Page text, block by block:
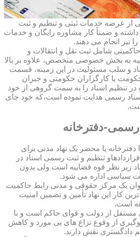
از عرضه خدمات ثبتی و تنظیم و ثبت
داشته و ضمناً کار مشاوره رایگان و خدمات
نیز انجام می دهند.
شامل ثبت نقل و انتقالات و
به بخش خصوصی متخصص، علاوه بر بالا
و سلب مسئولیت در این زمینه، قسمت
یا کارگزاران حکومتی و جبران
در تنظیم اسناد را به سمت گروهی از خود
رسمی هدایت نموده است،که خود جای
رسمی-دفترخانه
دفترخانه یا محضر یک نهاد مدنی برای
تنظیم و ثبت رسمی اسناد در
زیر نظر قوه قضاییه است ولی بدون
سیاسی اداره می شود.
یک مرکز حقوقی و مدنی رابط حاکمیت
کار این نهاد تأمین و تضمین امنیت
است.
مستقل از دولت و قوای حاکم است و با
از وقوع نزاع های بی مورد و کاهش
دادگستری نقش دارند.